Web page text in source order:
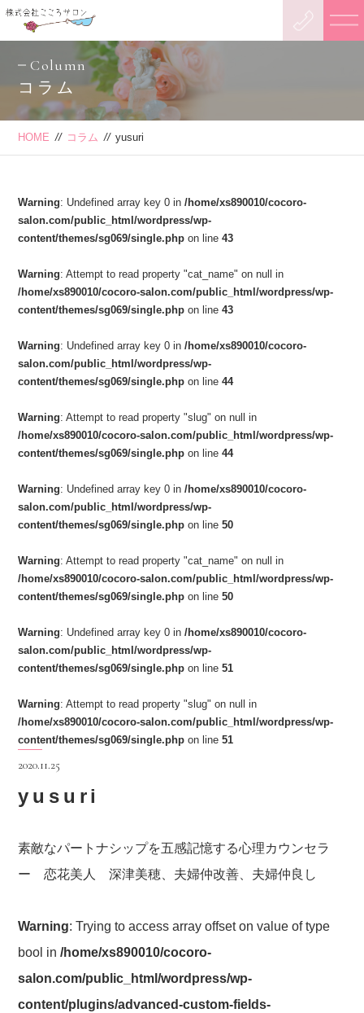
Column
コラム
HOME // コラム // yusuri
Warning: Undefined array key 0 in/home/xs890010/cocoro-
salon.com/public_html/wordpress/wp-
content/themes/sg069/single.php on line43
Warning: Attempt to read property "cat_name" on null in
/home/xs890010/cocoro-salon.com/public_html/wordpress/wp-
content/themes/sg069/single.php on line43
Warning: Undefined array key 0 in/home/xs890010/cocoro-
salon.com/public_html/wordpress/wp-
content/themes/sg069/single.php on line44
Warning: Attempt to read property "slug" on null in
/home/xs890010/cocoro-salon.com/public_html/wordpress/wp-
content/themes/sg069/single.php on line44
Warning: Undefined array key 0 in/home/xs890010/cocoro-
salon.com/public_html/wordpress/wp-
content/themes/sg069/single.php on line50
Warning: Attempt to read property "cat_name" on null in
/home/xs890010/cocoro-salon.com/public_html/wordpress/wp-
content/themes/sg069/single.php on line50
Warning: Undefined array key 0 in/home/xs890010/cocoro-
salon.com/public_html/wordpress/wp-
content/themes/sg069/single.php on line51
Warning: Attempt to read property "slug" on null in
/home/xs890010/cocoro-salon.com/public_html/wordpress/wp-
content/themes/sg069/single.php on line51
2020.11.25
yusuri
素敵なパートナシップを五感記憶する心理カウンセラ
ー 恋花美人 深津美穂、夫婦仲改善、夫婦仲良し
Warning: Trying to access array offset on value of type
bool in/home/xs890010/cocoro-
salon.com/public_html/wordpress/wp-
content/plugins/advanced-custom-fields-